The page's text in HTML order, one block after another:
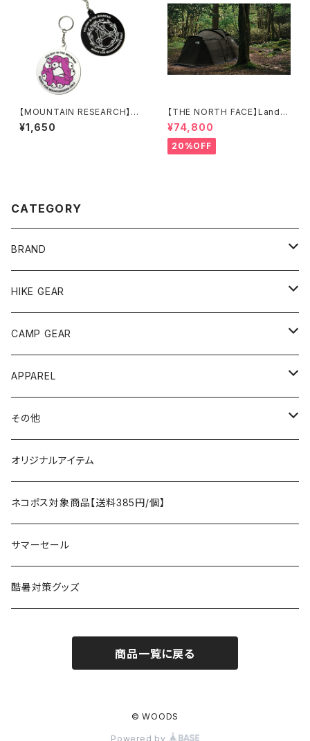
【MOUNTAIN RESEARCH】Bi
g Key Holder
¥1,650
【THE NORTH FACE】Lander
6
¥74,800
20%OFF
CATEGORY
BRAND
andwander
ANOBA
AO COOLERS
asobito
AS2OV
AXESQUIN
Ballistics
BEDROCK SANDALS
HIKE GEAR
テント、シェルター
バックパック
ポーチ／サコッシュ
ストレージ
パッキングアクセサリー
スリーピングギア
クッキングギア
ヘッドライト／ランタン
CAMP GEAR
テント、タープ
テント、シェルター
タープ
スリーピングギア
寝袋
マット
テーブル、チェア
テーブル
チェア
ランタン、ライト
燃料ランタン
LEDライト
焚火台／薪ストーブ
焚火台
暖房器具
クッキングギア
APPAREL
トップス
ボトムス
アンダーウェア
ハンドウェア
ヘッドギア
その他
遊び
フィッシング
ラジコン
ケア用品
雑貨
アウトレット
オリジナルアイテム
ネコポス対象商品【送料385円/個】
サマーセール
酷暑対策グッズ
商品一覧に戻る
© WOODS
Powered by